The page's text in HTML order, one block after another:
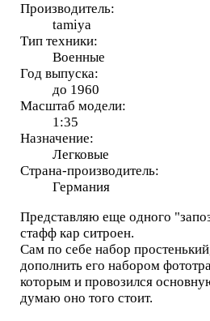
Производитель:
tamiya
Тип техники:
Военные
Год выпуска:
до 1960
Масштаб модели:
1:35
Назначение:
Легковые
Страна-производитель:
Германия
Представляю еще одного
стафф кар ситроен.
Сам по себе набор
дополнить его набором
которым и провозился
думаю оно того стоит.